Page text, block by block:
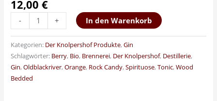
12,00€
- + In den Warenkorb
Kategorien: Der Knolpershof Produkte,Gin
Schlagwörter: Berry, Bio, Brennerei, Der Knolpershof, Destillerie,
Gin,Oldblackriver,Orange, Rock Candy,Spirituose,Tonic,Wood
Bedded